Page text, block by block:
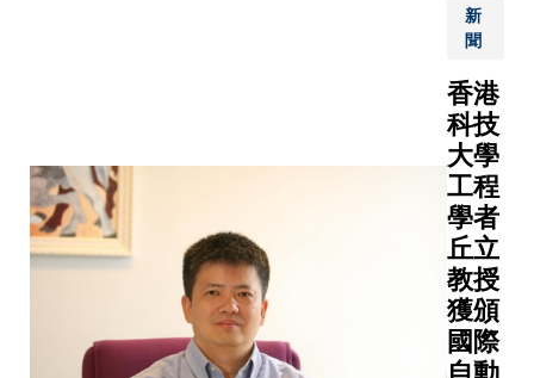
能 提
供 策
略 性
的 領
導 和
協 調
， 為
科 大
開 拓
全 球
聯 繫
， 使
科 大
器 等
。 在
設 計
過 程
中 ，
同 學
們 對
工 程
專 業
的 意
義 與
使 命
有 一
商 業 廢
物 源 頭
劃 由 環
保 署 於
2007 年
推 出 ，
以 鼓 勵
機 構 在
工 作 地
點 進 行
廢 物 回
收 及 循
子 理
論 ，
高 能
量 現
象 、
粒 子
物 理
與 宇
宙 學
及 超
弦 論
的 關
學 系
的 張
黔 教
授 和
她 的
研 究
團 隊
過 去
5 年
就 動
態 頻
譜 管
理 和
新
聞
香港
科技
大學
工程
學者
丘立
教授
獲頒
國際